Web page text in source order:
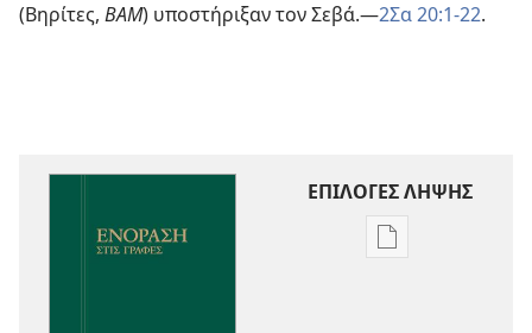
(Βηρίτες, ΒΑΜ) υποστήριξαν τον Σεβά.—2Σα 20:1-22.
ΕΠΙΛΟΓΕΣ ΛΗΨΗΣ
Επιλογές